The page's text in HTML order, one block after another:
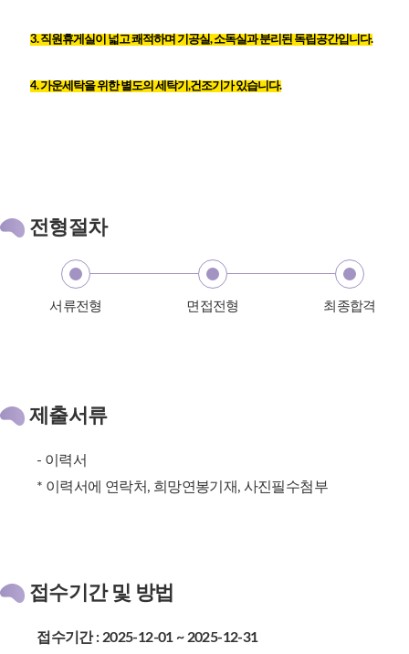
3. 직원휴게실이 넓고 쾌적하며 기공실, 소독실과 분리된 독립공간입니다.
4. 가운세탁을 위한 별도의 세탁기,건조기가 있습니다.
전형절차
서류전형 면접전형 최종합격
제출서류
- 이력서
* 이력서에 연락처, 희망연봉기재, 사진필수첨부
접수기간 및 방법
접수기간 : 2025-12-01 ~ 2025-12-31